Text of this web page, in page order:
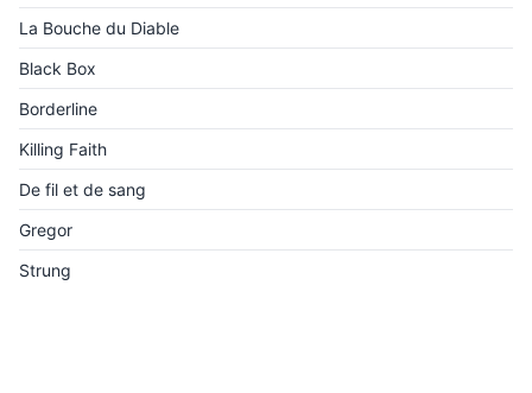
La Bouche du Diable
Black Box
Borderline
Killing Faith
De fil et de sang
Gregor
Strung